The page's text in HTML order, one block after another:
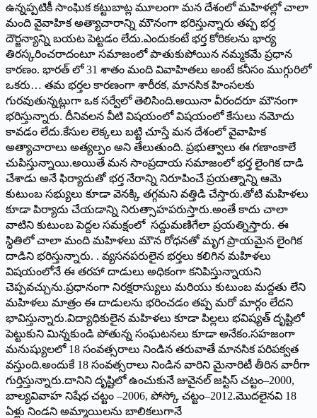
ఉన్నప్పటికీ సాంఘిక కట్టుబాట్ల మూలంగా మన దేశంలో మహిళల్లో చాలా
మంది వైవాహిక అత్యాచారాన్ని మౌనంగా భరిస్తున్నారు తప్ప భర్త
దౌర్జన్యాన్ని బయట పెట్టడం లేదు.ఎందుకంటే భర్త కోరికలను భార్య
తిరస్కరించరాదంటూ సమాజంలో పాతుకుపోయిన నమ్మకమే ప్రధాన
కారణం. భారత్ లో 31 శాతం మంది వివాహితలు అంటే కనీసం ముగ్గురిలో
ఒకరు… తమ భర్తల కారణంగా శారీరక, మానసిక హింసలకు
గురవుతున్నట్లుగా ఒక సర్వేలో తెలిసింది.అయినా వీరందరూ మౌనంగా
భరిస్తున్నారు. దీనివలన వీటి విషయంలో విషయంలో కేసులు నమోదు
కావడం లేదు.కేసుల లెక్కలు బట్టి చూస్తే మన దేశంలో వైవాహిక
అత్యాచారాలు అత్యల్పం అని తేలుతుంది. ప్రభుత్వాలు ఈ గణాంకాలే
చుపిస్తున్నాయి.అయితే మన సాంప్రదాయ సమాజంలో భర్త లైంగిక దాడి
చేశాడు అనే ఫిర్యాదుతో భర్త నేరాన్ని నిరూపించే ప్రయత్నాన్ని ఆమె
కుటుంబ సభ్యులు కూడా వెనక్కి తగ్గమని వత్తిడి చేస్తారు.తోటి మహిళలు
కూడా పిర్యాదు చేయడాన్ని నిరుత్సాహపరుస్తారు.అంతే కాదు చాలా
వాటిని కుటుంబ పెద్దల సమక్షంలో సద్దుమణిగేలా ప్రయత్నిస్తారు. ఈ
స్ధితిలో చాలా మంది మహిళలు మౌన రోధనతో మృగ ప్రాయమైన లైంగిక
దాడిని భరిస్తున్నారు. . వ్యసనపరులైన భర్తలు కలిగిన మహిళలు
విషయంలోనే ఈ తరహా దాడులు అధికంగా కనిపిస్తున్నాయని
చెప్పవచ్చును.ప్రధానంగా నిరక్షరాస్యులు మరియు కుటుంబ మద్దతు లేని
మహిళలు మాత్రం ఈ దాడులను భరించడం తప్ప మరో మార్గం లేదని
భావిస్తున్నారు.విద్యాధికులైన మహిళలు కూడా పిల్లలు భవిష్యత్ దృష్టిలో
పెట్టుకుని మిన్నకుండి పోతున్న సంఘటనలు కూడా అనేకం.సహజంగా
మనుష్యులలో 18 సంవత్సరాలు నిండిన తరువాతే మానసిక పరిపక్వత
వస్తుంది.అందుకే 18 సంవత్సరాలు నిండిన వారిని మైనారిటీ తీరిన వారీగా
గుర్తిస్తున్నారు.దానిని దృష్టిలో ఉంచుకునే జువైనల్‌ జస్టిస్‌ చట్టం–2000,
బాల్యవివాహ నిషేధ చట్టం –2006, పోస్కో చట్టం–2012.మొదలైనవి 18
ఏళ్లు నిండని అమ్మాయిలను బాలికలుగానే